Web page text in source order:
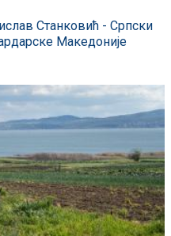
Станковић - Српски
Македоније